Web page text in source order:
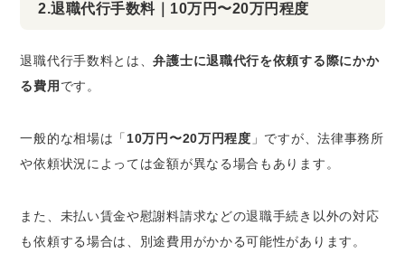
2.退職代行手数料｜10万円〜20万円程度
退職代行手数料とは、弁護士に退職代行を依頼する際にかか
る費用 です。
一般的な相場は「 10万円〜20万円程度 」ですが、法律事務所
や依頼状況によっては金額が異なる場合もあります。
また、未払い賃金や慰謝料請求などの退職手続き以外の対応
も依頼する場合は、別途費用がかかる可能性があります。